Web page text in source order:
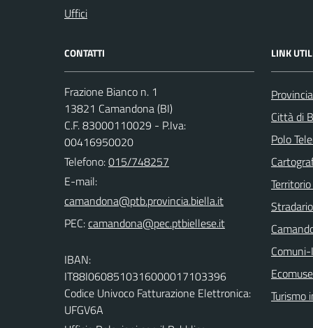
Uffici
CONTATTI
Frazione Bianco n. 1
13821 Camandona (BI)
C.F. 83000110029 - P.Iva:
00416950020
Telefono:015/748257
E-mail:
PEC:
IBAN:
IT88I0608510316000017103396
Codice Univoco Fatturazione Elettronica:
UFGV6A
LINK
Città di
Polo
Turismo